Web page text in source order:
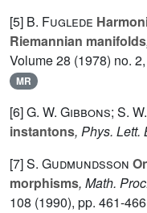
[5] B. Fuglede
Riemannian manifolds
Volume 28 (1978) no.
MR
[6]G. W. Gibbons; S.
instantons, Phys. Lett.
[7]S. Gudmundsson
morphisms, Math.
108 (1990), pp. 461-